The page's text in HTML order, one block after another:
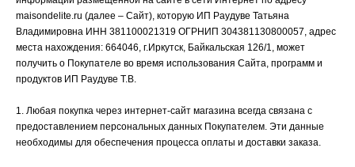
maisondelite.ru (далее – Сайт), которую ИП Раудуве Татьяна
Владимировна ИНН 381100021319 ОГРНИП 304381130800057, адрес
места нахождения: 664046, г.Иркутск, Байкальская 126/1, может
получить о Покупателе во время использования Сайта, программ и
продуктов ИП Раудуве Т.В.
1. Любая покупка через интернет-сайт магазина всегда связана с
предоставлением персональных данных Покупателем. Эти данные
необходимы для обеспечения процесса оплаты и доставки заказа.